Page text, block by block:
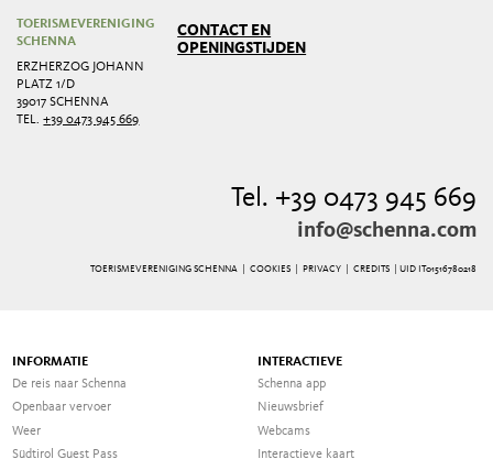
TOERISMEVERENIGING
SCHENNA
ERZHERZOG JOHANN
PLATZ 1/D
39017 SCHENNA
TEL.+39 0473 945 669
CONTACT EN
OPENINGSTIJDEN
Tel. +39 0473 945 669
info@schenna.com
TOERISMEVERENIGING SCHENNA | COOKIES| PRIVACY| CREDITS | UID IT01516780218
INFORMATIE
De reis naar Schenna
Openbaar vervoer
Weer
Südtirol Guest Pass
INTERACTIEVE
Schenna app
Nieuwsbrief
Webcams
Interactieve kaart